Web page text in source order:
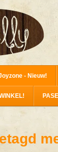
- Nieuw!